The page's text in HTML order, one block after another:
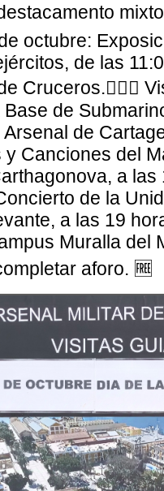
octubre:
de las
Cruceros.🙋🏻‍♂️
de
Arsenal de
y Canciones del
a
de la
a las 19
Muralla del
aforo. 🆓